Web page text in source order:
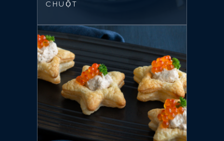
CHUỘT